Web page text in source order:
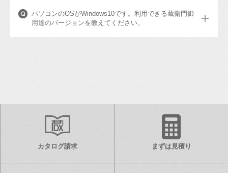
パソコンのOSがWindows10です。利用できる蔵衛門御
用達のバージョンを教えてください。
カタログ請求 まずは見積り